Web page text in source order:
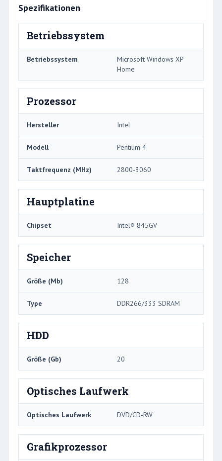
Spezifikationen
Betriebssystem
Betriebssystem
Microsoft Windows XP
Home
Prozessor
Hersteller Intel
Modell Pentium 4
Taktfrequenz (MHz) 2800-3060
Hauptplatine
Chipset Intel® 845GV
Speicher
Größe (Mb) 128
Type DDR266/333 SDRAM
HDD
Größe (Gb) 20
Optisches Laufwerk
Optisches Laufwerk DVD/CD-RW
Grafikprozessor